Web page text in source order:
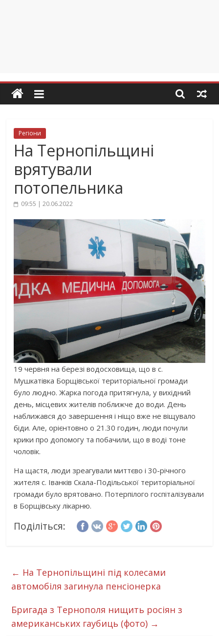
Регіони
На Тернопільщині
врятували
потопельника
09:55 | 20.06.2022
19 червня на березі водосховища, що в с.
Мушкатівка Борщівської територіальної громади
було людно. Жарка погода притягнула, у вихідний
день, місцевих жителів поближче до води. День
наближався до завершення і ніщо вже не віщувало
біди. Але, орієнтовно о 21.30 годин, люди почули
крики про допомогу та побачили, що в воді тоне
чоловік.
На щастя, люди зреагували миттєво і 30-річного
жителя с. Іванків Скала-Подільської територіальної
громади було врятовано. Потерпілого госпіталізували
в Борщівську лікарню.
Поділіться:
← На Тернопільщині під колесами
автомобіля загинула пенсіонерка
Бригада з Тернополя нищить росіян з
американських гаубиць (фото) →